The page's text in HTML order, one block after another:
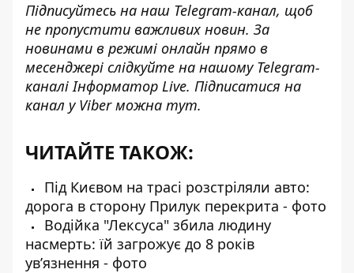
Підписуйтесь на наш Telegram-канал, щоб
не пропустити важливих новин. За
новинами в режимі онлайн прямо в
месенджері слідкуйте на нашому Telegram-
каналіІнформатор Live. Підписатися на
канал у Viber можна тут.
ЧИТАЙТЕ ТАКОЖ:
Під Києвом на трасі розстріляли авто:
дорога в сторону Прилук перекрита - фото
Водійка "Лексуса" збила людину
насмерть: їй загрожує до 8 років
ув’язнення - фото